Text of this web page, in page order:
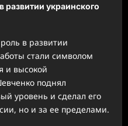
украинского
в развитии
стали символом
и высокой
поднял
уровень и сделал его
но и за ее пределами.